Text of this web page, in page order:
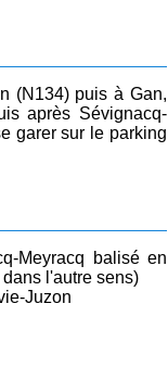
(N134) puis à Gan,
après Sévignacq-
garer sur le parking
Meyracq balisé en
l'autre sens)
Juzon